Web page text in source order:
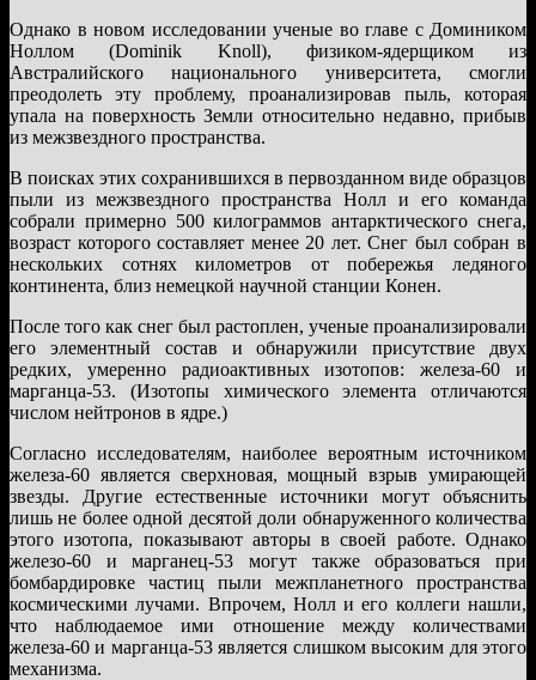
Однако в новом исследовании ученые во главе с Домиником
Ноллом (Dominik Knoll), физиком-ядерщиком из
Австралийского национального университета, смогли
преодолеть эту проблему, проанализировав пыль, которая
упала на поверхность Земли относительно недавно, прибыв
из межзвездного пространства.
В поисках этих сохранившихся в первозданном виде образцов
пыли из межзвездного пространства Нолл и его команда
собрали примерно 500 килограммов антарктического снега,
возраст которого составляет менее 20 лет. Снег был собран в
нескольких сотнях километров от побережья ледяного
континента, близ немецкой научной станции Конен.
После того как снег был растоплен, ученые проанализировали
его элементный состав и обнаружили присутствие двух
редких, умеренно радиоактивных изотопов: железа-60 и
марганца-53. (Изотопы химического элемента отличаются
числом нейтронов в ядре.)
Согласно исследователям, наиболее вероятным источником
железа-60 является сверхновая, мощный взрыв умирающей
звезды. Другие естественные источники могут объяснить
лишь не более одной десятой доли обнаруженного количества
этого изотопа, показывают авторы в своей работе. Однако
железо-60 и марганец-53 могут также образоваться при
бомбардировке частиц пыли межпланетного пространства
космическими лучами. Впрочем, Нолл и его коллеги нашли,
что наблюдаемое ими отношение между количествами
железа-60 и марганца-53 является слишком высоким для этого
механизма.